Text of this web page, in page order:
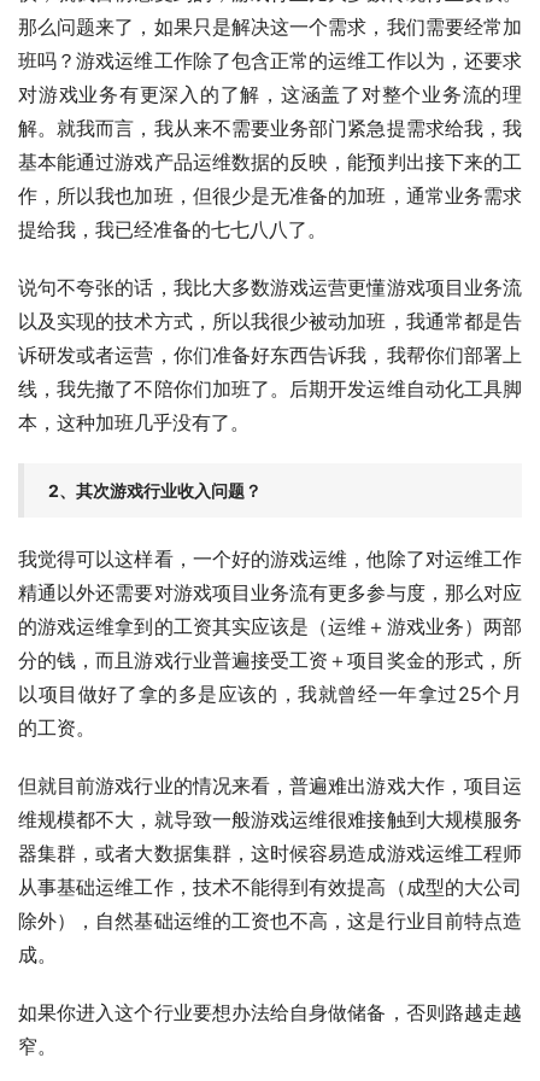
那么问题来了，如果只是解决这一个需求，我们需要经常加
班吗？游戏运维工作除了包含正常的运维工作以为，还要求
对游戏业务有更深入的了解，这涵盖了对整个业务流的理
解。就我而言，我从来不需要业务部门紧急提需求给我，我
基本能通过游戏产品运维数据的反映，能预判出接下来的工
作，所以我也加班，但很少是无准备的加班，通常业务需求
提给我，我已经准备的七七八八了。
说句不夸张的话，我比大多数游戏运营更懂游戏项目业务流
以及实现的技术方式，所以我很少被动加班，我通常都是告
诉研发或者运营，你们准备好东西告诉我，我帮你们部署上
线，我先撤了不陪你们加班了。后期开发运维自动化工具脚
本，这种加班几乎没有了。
2、其次游戏行业收入问题？
我觉得可以这样看，一个好的游戏运维，他除了对运维工作
精通以外还需要对游戏项目业务流有更多参与度，那么对应
的游戏运维拿到的工资其实应该是（运维＋游戏业务）两部
分的钱，而且游戏行业普遍接受工资＋项目奖金的形式，所
以项目做好了拿的多是应该的，我就曾经一年拿过25个月
的工资。
但就目前游戏行业的情况来看，普遍难出游戏大作，项目运
维规模都不大，就导致一般游戏运维很难接触到大规模服务
器集群，或者大数据集群，这时候容易造成游戏运维工程师
从事基础运维工作，技术不能得到有效提高（成型的大公司
除外），自然基础运维的工资也不高，这是行业目前特点造
成。
如果你进入这个行业要想办法给自身做储备，否则路越走越
窄。